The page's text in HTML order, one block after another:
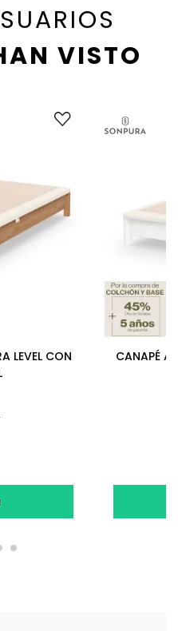
VISTO
LEVEL CON
CANAPÉ